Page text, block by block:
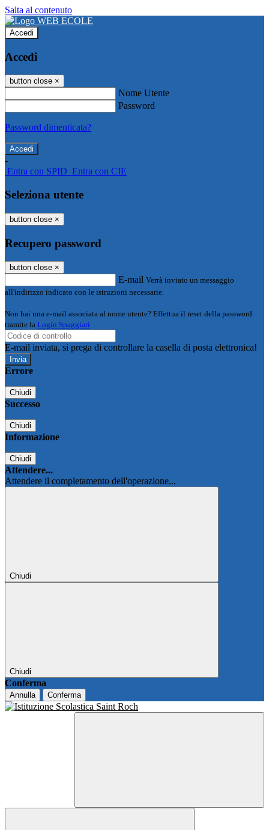
Salta al contenuto
Accedi
Accedi
button close ×
Nome Utente
Password
Password dimenticata?
-
Entra con SPID Entra con CIE
Seleziona utente
button close ×
Recupero password
button close ×
E-mail Verrà inviato un messaggio
all'indirizzo indicato con le istruzioni necessarie.
Non hai una e-mail associata al nome utente? Effettua il reset della password
tramite la Login Spaggiari
E-mail inviata, si prega di controllare la casella di posta elettronica!
Errore
Chiudi
Successo
Chiudi
Informazione
Chiudi
Attendere...
Attendere il completamento dell'operazione...
Chiudi
Chiudi
Conferma
Annulla Conferma